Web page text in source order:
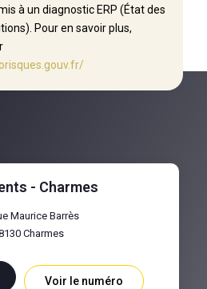
à un diagnostic ERP (État des
Pour en savoir plus,
- Charmes
Maurice Barrès
Charmes
Voir le numéro